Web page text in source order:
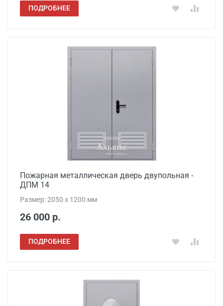
ПОДРОБНЕЕ
Пожарная металлическая дверь двупольная -
ДПМ 14
Размер: 2050 x 1200 мм
26 000 р.
ПОДРОБНЕЕ